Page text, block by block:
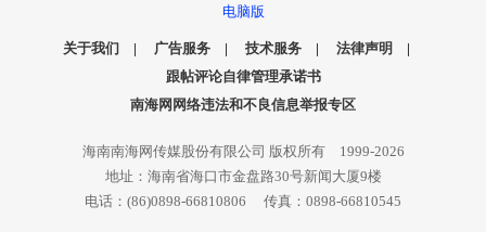
电脑版
关于我们| 广告服务| 技术服务| 法律声明 |
跟帖评论自律管理承诺书
南海网网络违法和不良信息举报专区
海南南海网传媒股份有限公司 版权所有 1999-2026
地址：海南省海口市金盘路30号新闻大厦9楼
电话：(86)0898-66810806 传真：0898-66810545